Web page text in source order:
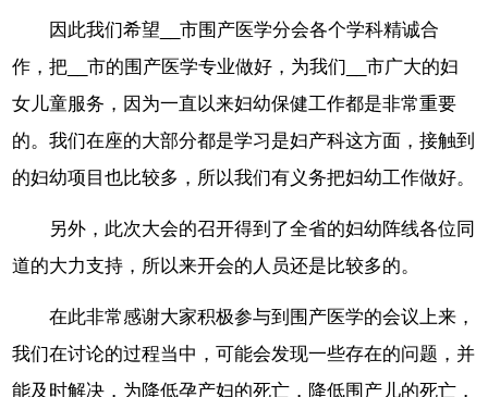
因此我们希望__市围产医学分会各个学科精诚合
作，把__市的围产医学专业做好，为我们__市广大的妇
女儿童服务，因为一直以来妇幼保健工作都是非常重要
的。我们在座的大部分都是学习是妇产科这方面，接触到
的妇幼项目也比较多，所以我们有义务把妇幼工作做好。
另外，此次大会的召开得到了全省的妇幼阵线各位同
道的大力支持，所以来开会的人员还是比较多的。
在此非常感谢大家积极参与到围产医学的会议上来，
我们在讨论的过程当中，可能会发现一些存在的问题，并
能及时解决，为降低孕产妇的死亡，降低围产儿的死亡，